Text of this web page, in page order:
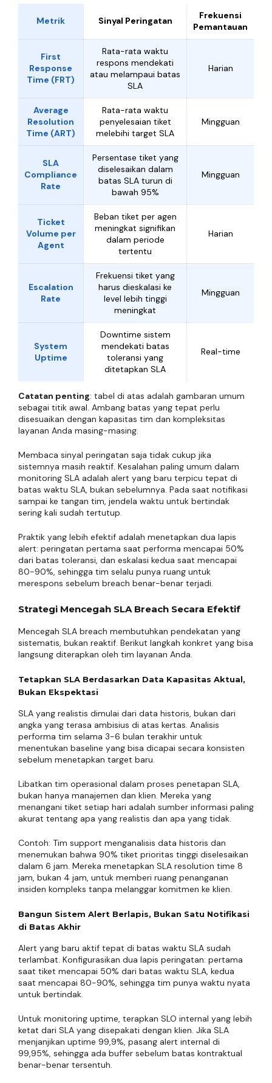
Metrik Sinyal Peringatan
Frekuensi
Pemantauan
First
Response
Time (FRT)
Rata-rata waktu
respons mendekati
atau melampaui batas
SLA
Harian
Average
Resolution
Time (ART)
Rata-rata waktu
penyelesaian tiket
melebihi target SLA
Mingguan
SLA
Compliance
Rate
Persentase tiket yang
diselesaikan dalam
batas SLA turun di
bawah 95%
Mingguan
Ticket
Volume per
Agent
Beban tiket per agen
meningkat signifikan
dalam periode
tertentu
Harian
Escalation
Rate
Frekuensi tiket yang
harus dieskalasi ke
level lebih tinggi
meningkat
Mingguan
System
Uptime
Downtime sistem
mendekati batas
toleransi yang
ditetapkan SLA
Real-time
Catatan penting: tabel di atas adalah gambaran umum
sebagai titik awal. Ambang batas yang tepat perlu
disesuaikan dengan kapasitas tim dan kompleksitas
layanan Anda masing-masing.
Membaca sinyal peringatan saja tidak cukup jika
sistemnya masih reaktif. Kesalahan paling umum dalam
monitoring SLA adalah alert yang baru terpicu tepat di
batas waktu SLA, bukan sebelumnya. Pada saat notifikasi
sampai ke tangan tim, jendela waktu untuk bertindak
sering kali sudah tertutup.
Praktik yang lebih efektif adalah menetapkan dua lapis
alert: peringatan pertama saat performa mencapai 50%
dari batas toleransi, dan eskalasi kedua saat mencapai
80-90%, sehingga tim selalu punya ruang untuk
merespons sebelum breach benar-benar terjadi.
Strategi Mencegah SLA Breach Secara Efektif
Mencegah SLA breach membutuhkan pendekatan yang
sistematis, bukan reaktif. Berikut langkah konkret yang bisa
langsung diterapkan oleh tim layanan Anda.
Tetapkan SLA Berdasarkan Data Kapasitas Aktual,
Bukan Ekspektasi
SLA yang realistis dimulai dari data historis, bukan dari
angka yang terasa ambisius di atas kertas. Analisis
performa tim selama 3-6 bulan terakhir untuk
menentukan baseline yang bisa dicapai secara konsisten
sebelum menetapkan target baru.
Libatkan tim operasional dalam proses penetapan SLA,
bukan hanya manajemen dan klien. Mereka yang
menangani tiket setiap hari adalah sumber informasi paling
akurat tentang apa yang realistis dan apa yang tidak.
Contoh: Tim support menganalisis data historis dan
menemukan bahwa 90% tiket prioritas tinggi diselesaikan
dalam 6 jam. Mereka menetapkan SLA resolution time 8
jam, bukan 4 jam, untuk memberi ruang penanganan
insiden kompleks tanpa melanggar komitmen ke klien.
Bangun Sistem Alert Berlapis, Bukan Satu Notifikasi
di Batas Akhir
Alert yang baru aktif tepat di batas waktu SLA sudah
terlambat. Konfigurasikan dua lapis peringatan: pertama
saat tiket mencapai 50% dari batas waktu SLA, kedua
saat mencapai 80-90%, sehingga tim punya waktu nyata
untuk bertindak.
Untuk monitoring uptime, terapkan SLO internal yang lebih
ketat dari SLA yang disepakati dengan klien. Jika SLA
menjanjikan uptime 99,9%, pasang alert internal di
99,95%, sehingga ada buffer sebelum batas kontraktual
benar-benar tersentuh.